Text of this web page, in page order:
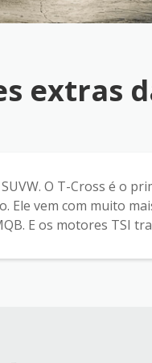
extras
O T-Cross é o
Ele vem com muito
E os motores TSI